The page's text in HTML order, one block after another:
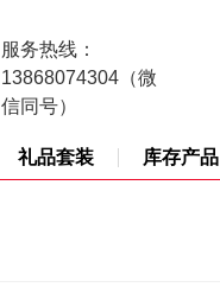
服务热线：
13868074304（微
信同号）
礼品套装 库存产品